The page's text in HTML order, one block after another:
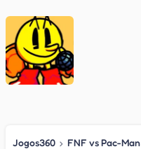
Jogos360 › FNF vs Pac-Man